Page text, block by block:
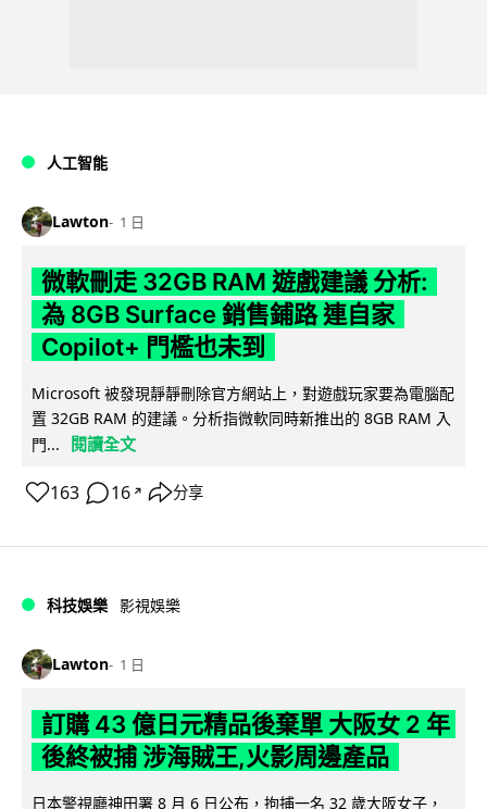
人工智能
Lawton 1 日
微軟刪走 32GB RAM 遊戲建議 分析:
為 8GB Surface 銷售鋪路 連自家
Copilot+ 門檻也未到
Microsoft 被發現靜靜刪除官方網站上，對遊戲玩家要為電腦配
置 32GB RAM 的建議。分析指微軟同時新推出的 8GB RAM 入
門...
閱讀全文
163 16 ↗ 分享
科技娛樂 影視娛樂
Lawton 1 日
訂購 43 億日元精品後棄單 大阪女 2 年
後終被捕 涉海賊王,火影周邊產品
日本警視廳神田署 8 月 6 日公布，拘捕一名 32 歲大阪女子，